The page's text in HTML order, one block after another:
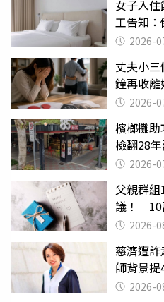
女子入
工告知：
2026-
丈夫小
鐘再收
還扯2026-
檳榔攤
檢翻28
2026-
父親群
議！ 10
父親節
2026-
慈濟遭
師背景
2026-